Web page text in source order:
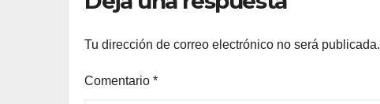
Tu dirección de correo electrónico no será publicada.
Comentario *